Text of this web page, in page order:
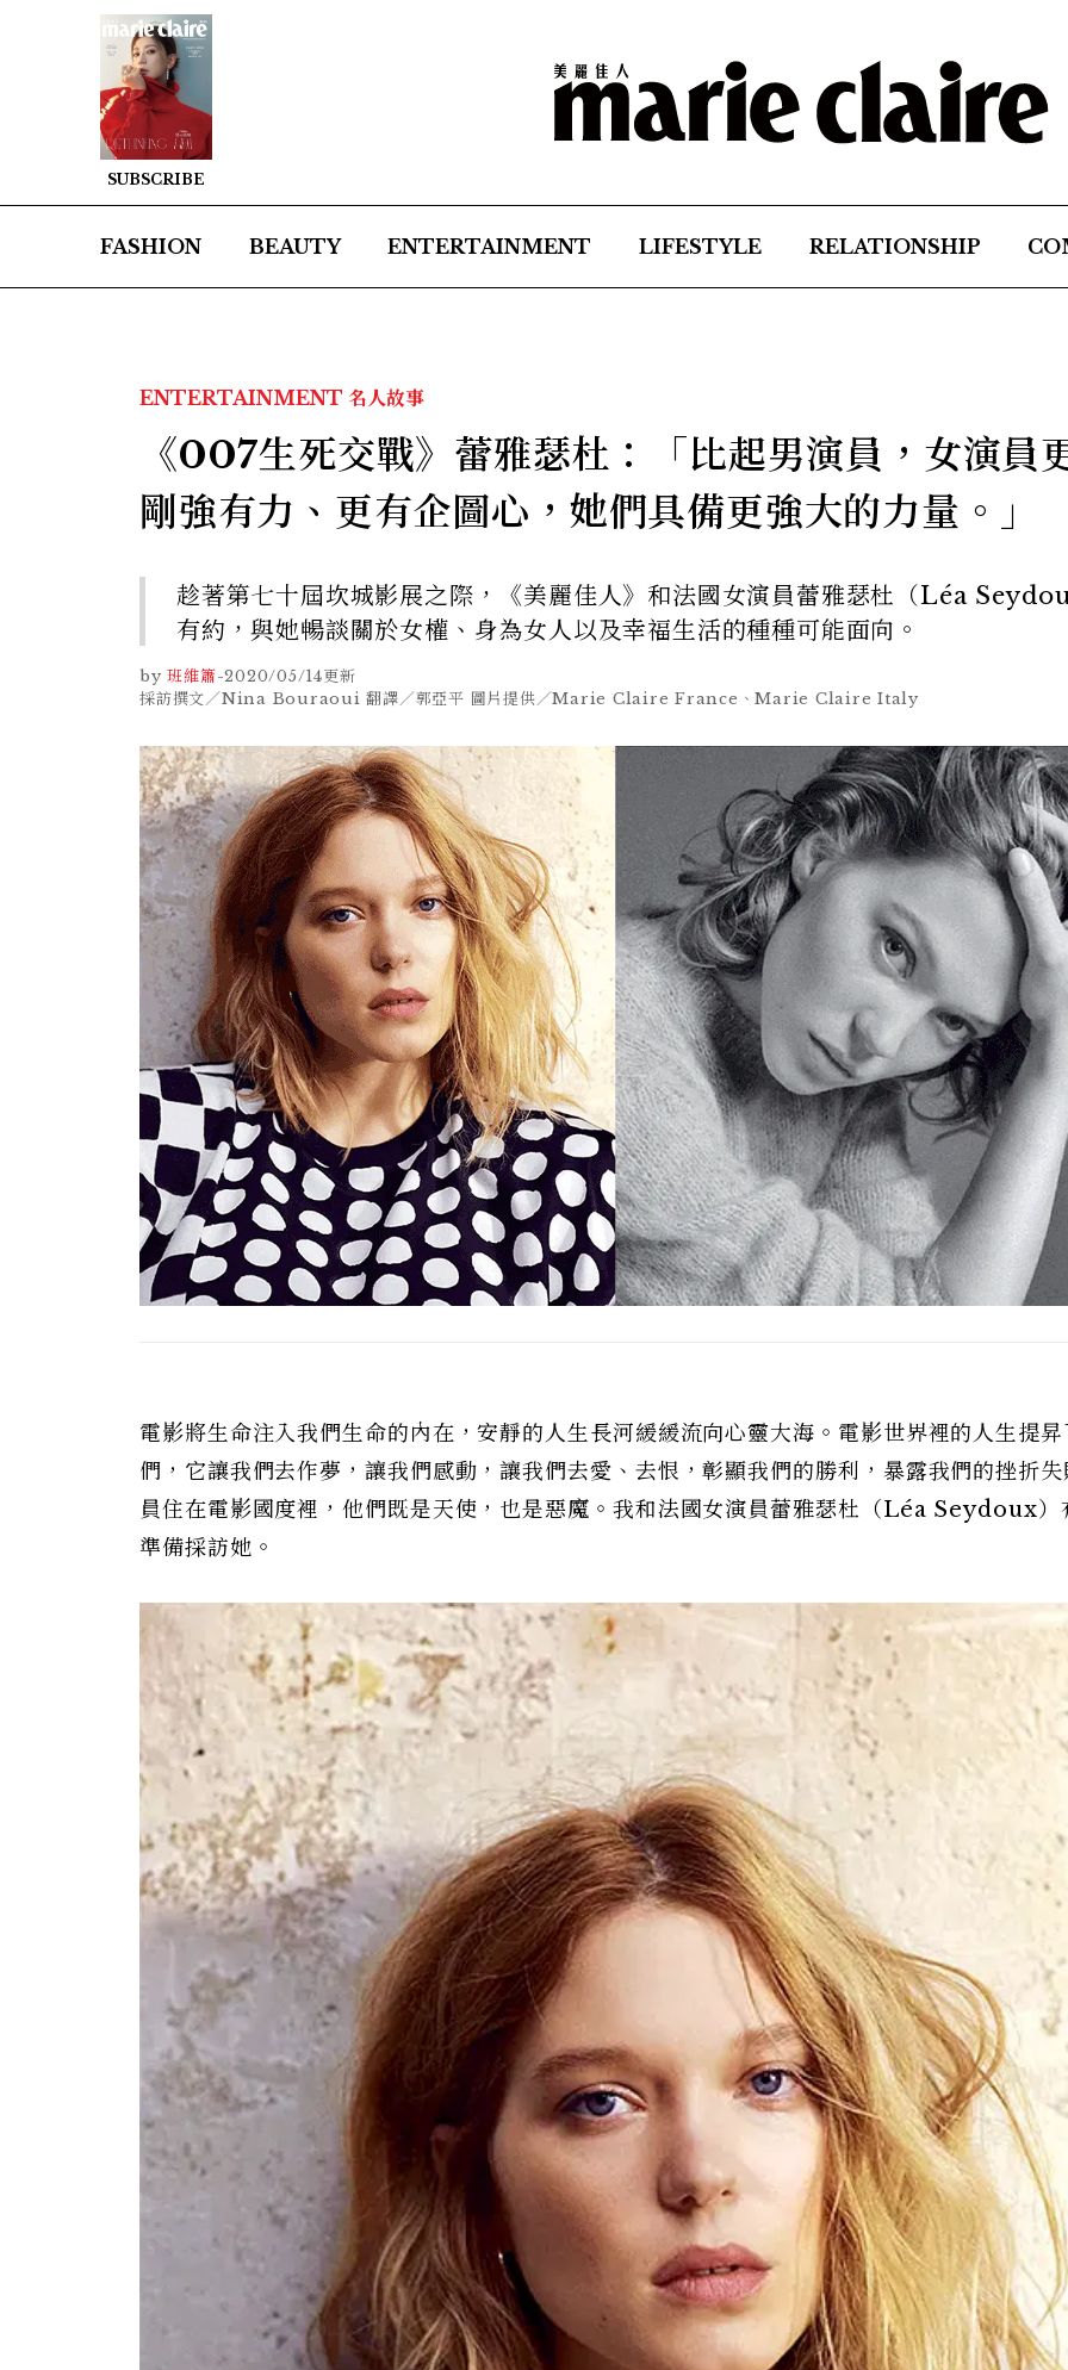
SUBSCRIBE
FASHION BEAUTY ENTERTAINMENT LIFESTYLE RELATIONSHIP
ENTERTAINMENT 名人故事
《007生死交戰》蕾雅瑟杜：「比起男演員，女演員
剛強有力、更有企圖心，她們具備更強大的力量。」
趁著第七十屆坎城影展之際，《美麗佳人》和法國女演員蕾雅瑟杜（Léa
有約，與她暢談關於女權、身為女人以及幸福生活的種種可能面向。
by 班維簫-2020/05/14更新
採訪撰文／Nina Bouraoui 翻譯／郭亞平 圖片提供／Marie Claire France、Marie Claire Italy
電影將生命注入我們生命的內在，安靜的人生長河緩緩流向心靈大海。電影世界裡的人生提
們，它讓我們去作夢，讓我們感動，讓我們去愛、去恨，彰顯我們的勝利，暴露我們的挫折
員住在電影國度裡，他們既是天使，也是惡魔。我和法國女演員蕾雅瑟杜（Léa Seydoux）
準備採訪她。